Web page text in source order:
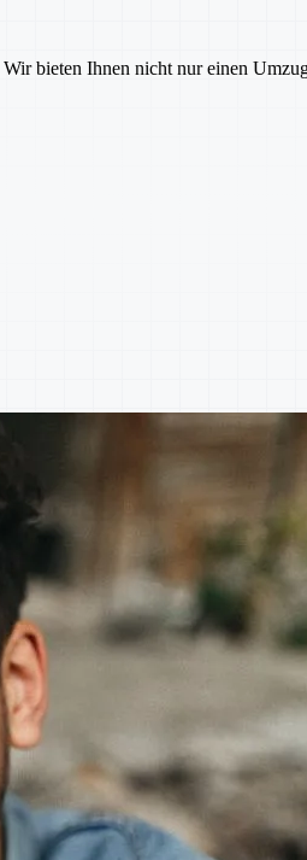
bieten Ihnen nicht nur einen